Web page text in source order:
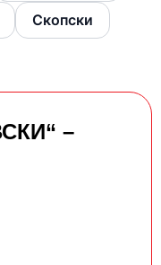
Скопски
–